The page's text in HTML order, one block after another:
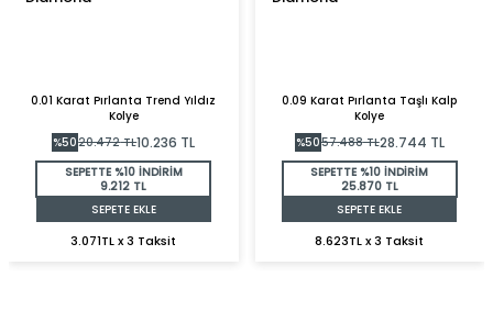
0.01 Karat Pırlanta Trend Yıldız
Kolye
%5020.472TL10.236 TL
SEPETTE %10 İNDİRİM
9.212 TL
SEPETE EKLE
3.071TL x 3 Taksit
0.09 Karat Pırlanta Taşlı Kalp
Kolye
%5057.488TL28.744 TL
SEPETTE %10 İNDİRİM
25.870 TL
SEPETE EKLE
8.623TL x 3 Taksit